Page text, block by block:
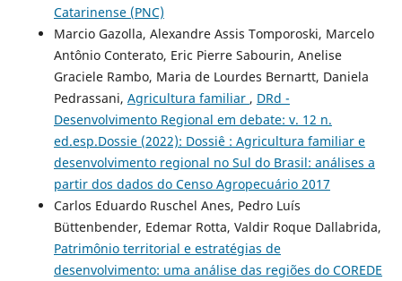
Catarinense (PNC)
Marcio Gazolla, Alexandre Assis Tomporoski, Marcelo
Antônio Conterato, Eric Pierre Sabourin, Anelise
Graciele Rambo, Maria de Lourdes Bernartt, Daniela
Pedrassani, Agricultura familiar , DRd -
Desenvolvimento Regional em debate: v. 12 n.
ed.esp.Dossie (2022): Dossiê : Agricultura familiar e
desenvolvimento regional no Sul do Brasil: análises a
partir dos dados do Censo Agropecuário 2017
Carlos Eduardo Ruschel Anes, Pedro Luís
Büttenbender, Edemar Rotta, Valdir Roque Dallabrida,
Patrimônio territorial e estratégias de
desenvolvimento: uma análise das regiões do COREDE